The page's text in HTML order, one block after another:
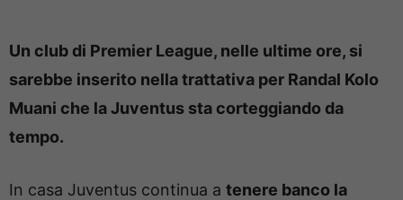
Un club di Premier League, nelle ultime ore, si
sarebbe inserito nella trattativa per Randal Kolo
Muani che la Juventus sta corteggiando da
tempo.
In casa Juventus continua a tenere banco la